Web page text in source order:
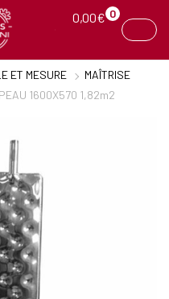
0,00€ 0
ET MESURE
MAÎTRISE
1600X570 1,82m2